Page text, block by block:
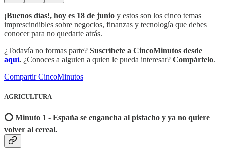
¡Buenos días!, hoy es 18 de junio y estos son los cinco temas
imprescindibles sobre negocios, finanzas y tecnología que debes
conocer para no quedarte atrás.
¿Todavía no formas parte? Suscríbete a CincoMinutos desde
aquí. ¿Conoces a alguien a quien le pueda interesar? Compártelo.
Compartir CincoMinutos
AGRICULTURA
⭕️ Minuto 1 - España se engancha al pistacho y ya no quiere
volver al cereal.